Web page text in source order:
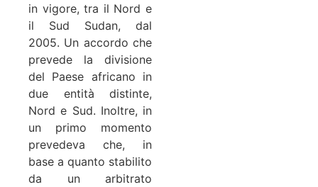
in vigore, tra il Nord e
il Sud Sudan, dal
2005. Un accordo che
prevede la divisione
del Paese africano in
due entità distinte,
Nord e Sud. Inoltre, in
un primo momento
prevedeva che, in
base a quanto stabilito
da un arbitrato